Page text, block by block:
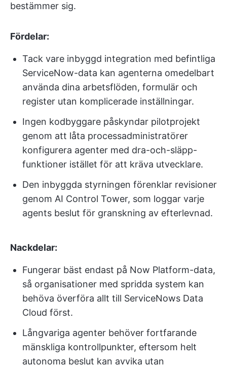
bestämmer sig.
Fördelar:
Tack vare inbyggd integration med befintliga
ServiceNow-data kan agenterna omedelbart
använda dina arbetsflöden, formulär och
register utan komplicerade inställningar.
Ingen kodbyggare påskyndar pilotprojekt
genom att låta processadministratörer
konfigurera agenter med dra-och-släpp-
funktioner istället för att kräva utvecklare.
Den inbyggda styrningen förenklar revisioner
genom AI Control Tower, som loggar varje
agents beslut för granskning av efterlevnad.
Nackdelar:
Fungerar bäst endast på Now Platform-data,
så organisationer med spridda system kan
behöva överföra allt till ServiceNows Data
Cloud först.
Långvariga agenter behöver fortfarande
mänskliga kontrollpunkter, eftersom helt
autonoma beslut kan avvika utan